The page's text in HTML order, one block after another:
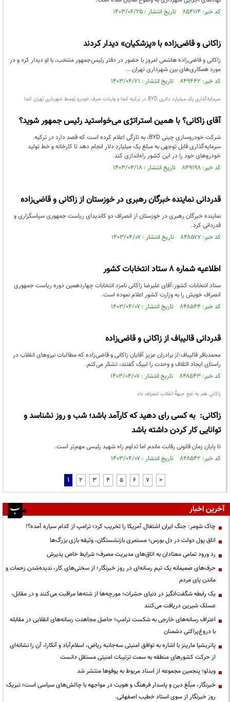
کد خبر: ۸۵۴۱۱۴ تاریخ انتشار : ۱۴۰۳/۰۶/۲۵
زاکانی و قاضی‌زاده با «پزشکیان» دیدار کردند
زاکانی و قاضی‌زاده هاشمی امروز با حضور در دفتر رئیس‌جمهور منتخب، با او دیدار کرد و در
مورد همکار‌ی‌های بین شهرداری تهران...
کد خبر: ۸۴۹۴۴۲ تاریخ انتشار : ۱۴۰۳/۰۴/۲۱
سرمایه‌گذاری یک میلیارد دلاری BYD در ترکیه کجا و واردات صرف خودرو توسط شهرداری تهران کجا
آقای زاکانی؟ با همین استراتژی می‌خواستید رئیس جمهور شوید؟
شرکت خودروسازی چینی BYD، به تازگی اعلام کرده است که قصد دارد در ترکیه
سرمایه‌گذاری قابل توجهی به مبلغ یک میلیارد دلار انجام دهد تا کارخانه و خط تولید
خودروهای خود را در این کشور راه‌اندازی کند.
کد خبر: ۸۴۹۱۹۸ تاریخ انتشار : ۱۴۰۳/۰۴/۱۸
قدردانی نماینده خبرگان رهبری در خوزستان از زاکانی و قاضی‌زاده
نماینده خبرگان رهبری در خوزستان از انصراف دو کاندیدای ریاست جمهوری سپاسگزاری و
قدردانی کرد.
کد خبر: ۸۴۸۵۷۷ تاریخ انتشار : ۱۴۰۳/۰۴/۰۷
اطلاعیه شماره ۸ ستاد انتخابات کشور
ستاد انتخابات کشور:آقای علیرضا زاکانی نامزد انتخابات چهاردهمین دوره ریاست جمهوری
انصراف خویش را به وزارت کشور اعلام نموده­ است.
کد خبر: ۸۴۸۵۴۴ تاریخ انتشار : ۱۴۰۳/۰۴/۰۷
قدردانی قالیباف از زاکانی و قاضی‌زاده
محمدباقر قالیباف:از برادران عزیز آقایان زاکانی و قاضی‌زاده که مطالبات نیروهای انقلاب در
راستای ایجاد ائتلاف و وحدت را لبیک گفتند، تشکر می‌کنم.
کد خبر: ۸۴۸۵۴۳ تاریخ انتشار : ۱۴۰۳/۰۴/۰۷
زاکانی هم به نفع جبهۀ انقلاب انصراف داد
زاکانی: ‏ به کسی رای دهید که کارآمد باشد؛ شب و روز نشناسد و
توانایی کار کردن داشته باشد
تا پایان زمان قانونی رقابت ماندم اما تداوم راه شهید رئیسی مهم‌تر است.
کد خبر: ۸۴۸۵۴۲ تاریخ انتشار : ۱۴۰۳/۰۴/۰۷
1 2 3 4 5 6 7 >
آخرین اخبار
چاک شومر: جنگ ایران اشتغال آمریکا را تخریب کرد؛ ترامپ از کدام سیاره آمده؟!
اتاق پول دولت در دل بورس؛ مستمری بازنشستگان، وثیقه بازی بزرگ‌ها
رد ورود تمامی معتادان به اتاق‌های مدیریت مصرف؛ شرایط خاص پذیرش
حرف‌های صمیمانه یک تیم رسانه‌ای در روز خبرنگار؛ از سختی‌های کار، ندیده‌شدن زحمات و
ماندن پای مردم
یک رابطه شگفت‌انگیز در دنیای حشرات؛ مورچه‌ها از شته‌ها مراقبت می‌کنند و در مقابل،
عسلک شیرین دریافت می‌کنند
اعتراف رسانه‌های خارجی به شکست ترامپ؛ حاصل مجاهدت رسانه‌های انقلابی در مقابله
با دروغ‌پراکنی دشمنان
پاتریشیا مارینز با اشاره به توافق امنیتی سه‌جانبه ریاض، اسلام‌آباد و آنکارا، آن را نشانه‌ای
از حرکت کشورهای منطقه به سمت ترتیبات امنیتی مستقل دانست
ویدئو؛ پنجمین مجموعه از اسناد مربوط به یوفوها منتشر شد
خبرنگار، مبلّغ دین و پاسدار فرهنگ و هویت در مواجهه با چالش‌های سیاسی است؛ تبریک
روز خبرنگار از سوی استاد خطیب اصفهانی.